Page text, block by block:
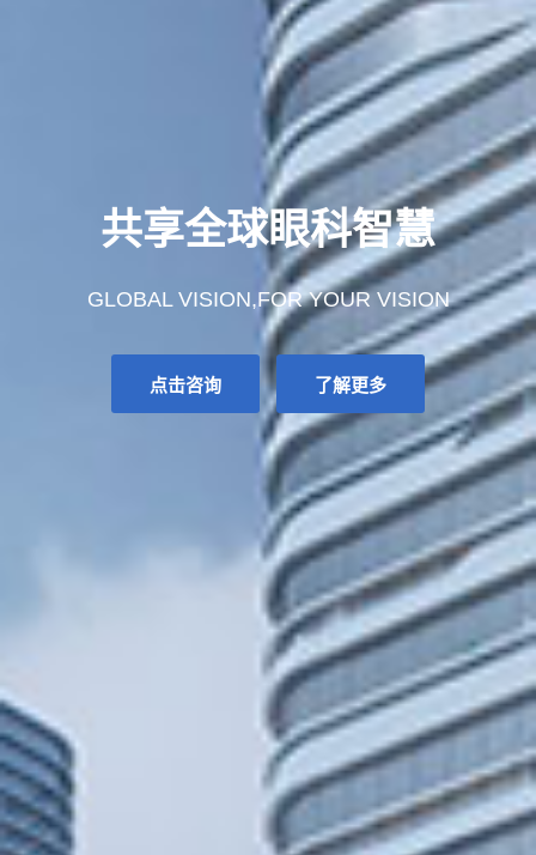
共享全球眼科智慧
GLOBAL VISION,FOR YOUR VISION
点击咨询 了解更多